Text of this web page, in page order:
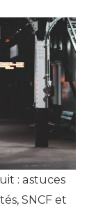
: astuces
SNCF et